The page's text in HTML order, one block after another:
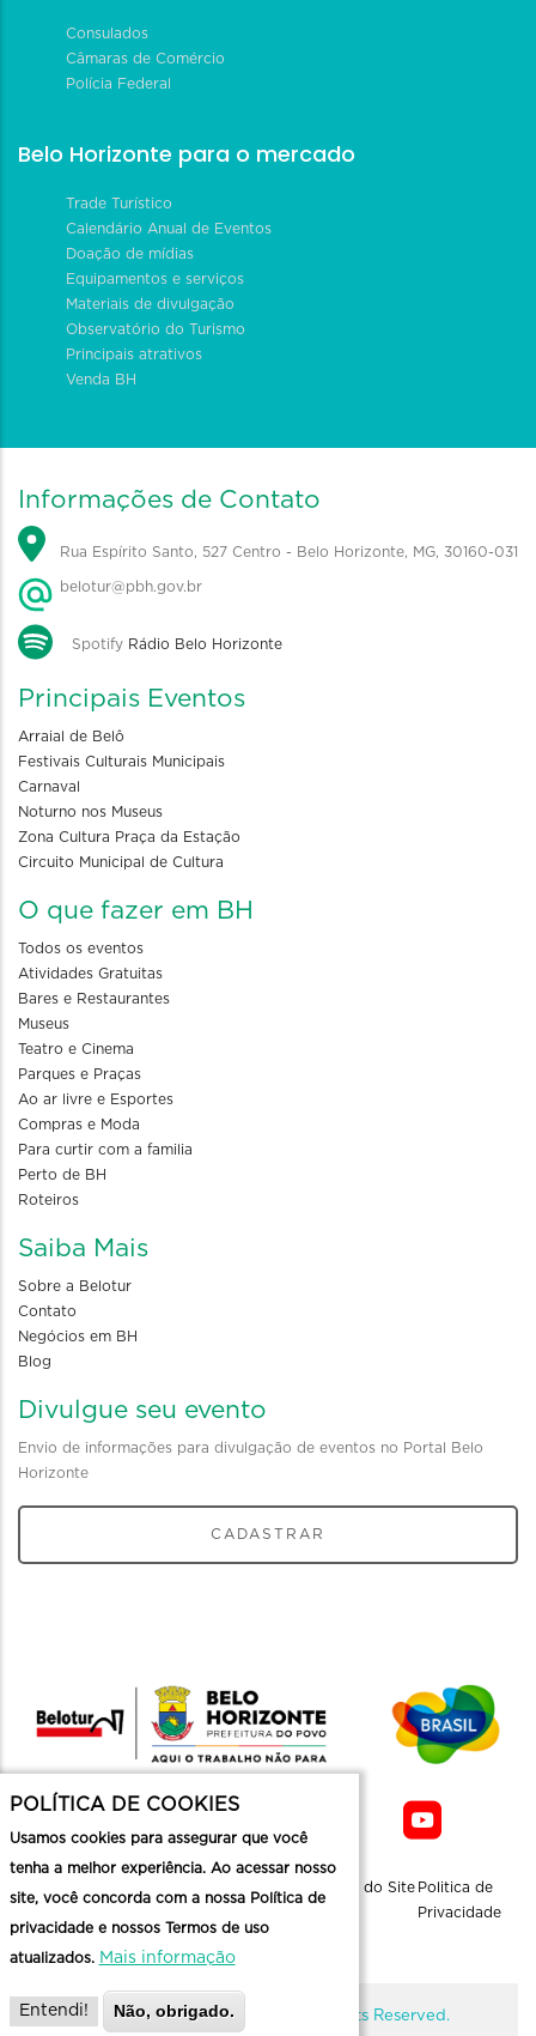
Consulados
Câmaras de Comércio
Polícia Federal
Belo Horizonte para o mercado
Trade Turístico
Calendário Anual de Eventos
Doação de mídias
Equipamentos e serviços
Materiais de divulgação
Observatório do Turismo
Principais atrativos
Venda BH
Informações de Contato
Rua Espírito Santo, 527 Centro - Belo Horizonte, MG, 30160-031
belotur@pbh.gov.br
Spotify Rádio Belo Horizonte
Principais Eventos
Arraial de Belô
Festivais Culturais Municipais
Carnaval
Noturno nos Museus
Zona Cultura Praça da Estação
Circuito Municipal de Cultura
O que fazer em BH
Todos os eventos
Atividades Gratuitas
Bares e Restaurantes
Museus
Teatro e Cinema
Parques e Praças
Ao ar livre e Esportes
Compras e Moda
Para curtir com a familia
Perto de BH
Roteiros
Saiba Mais
Sobre a Belotur
Contato
Negócios em BH
Blog
Divulgue seu evento
Envio de informações para divulgação de eventos no Portal Belo
Horizonte
CADASTRAR
Mapa do Site Politica de
Privacidade
@ Copyright Belotur 2026. All Rights Reserved.
POLÍTICA DE COOKIES
Usamos cookies para assegurar que você
tenha a melhor experiência. Ao acessar nosso
site, você concorda com a nossa Política de
privacidade e nossos Termos de uso
atualizados. Mais informação
Entendi! Não, obrigado.